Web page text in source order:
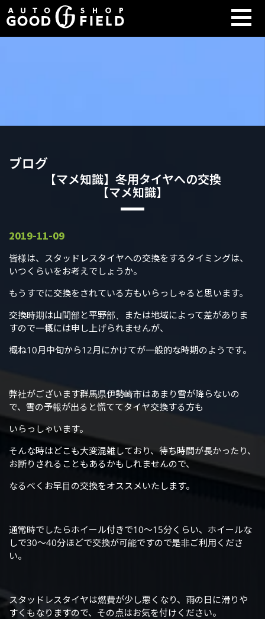
ブログ
【マメ知識】冬用タイヤへの交換
【マメ知識】
2019-11-09
皆様は、スタッドレスタイヤへの交換をするタイミングは、
いつくらいをお考えでしょうか。
もうすでに交換をされている方もいらっしゃると思います。
交換時期は山間部と平野部、または地域によって差がありま
すので一概には申し上げられませんが、
概ね10月中旬から12月にかけてが一般的な時期のようです。
弊社がございます群馬県伊勢崎市はあまり雪が降らないの
で、雪の予報が出ると慌ててタイヤ交換する方も
いらっしゃいます。
そんな時はどこも大変混雑しており、待ち時間が長かったり、
お断りされることもあるかもしれませんので、
なるべくお早目の交換をオススメいたします。
通常時でしたらホイール付きで10～15分くらい、ホイールな
しで30～40分ほどで交換が可能ですので是非ご利用くださ
い。
スタッドレスタイヤは燃費が少し悪くなり、雨の日に滑りや
すくもなりますので、その点はお気を付けください。